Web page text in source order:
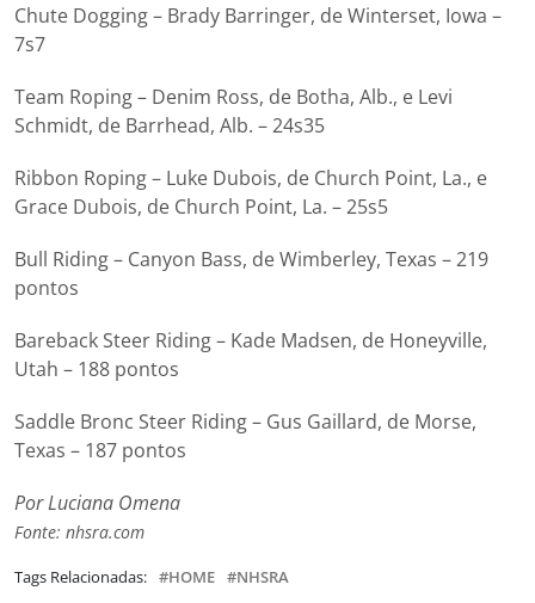
Chute Dogging – Brady Barringer, de Winterset, Iowa –
7s7
Team Roping – Denim Ross, de Botha, Alb., e Levi
Schmidt, de Barrhead, Alb. – 24s35
Ribbon Roping – Luke Dubois, de Church Point, La., e
Grace Dubois, de Church Point, La. – 25s5
Bull Riding – Canyon Bass, de Wimberley, Texas – 219
pontos
Bareback Steer Riding – Kade Madsen, de Honeyville,
Utah – 188 pontos
Saddle Bronc Steer Riding – Gus Gaillard, de Morse,
Texas – 187 pontos
Por Luciana Omena
Fonte: nhsra.com
Tags Relacionadas: HOME NHSRA